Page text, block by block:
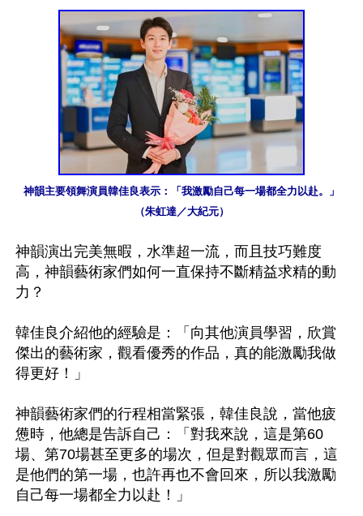
神韻主要領舞演員韓佳良表示：「我激勵自己每一場都全力以赴。」
（朱虹達／大紀元）
神韻演出完美無暇，水準超一流，而且技巧難度
高，神韻藝術家們如何一直保持不斷精益求精的動
力？
韓佳良介紹他的經驗是：「向其他演員學習，欣賞
傑出的藝術家，觀看優秀的作品，真的能激勵我做
得更好！」
神韻藝術家們的行程相當緊張，韓佳良說，當他疲
憊時，他總是告訴自己：「對我來說，這是第60
場、第70場甚至更多的場次，但是對觀眾而言，這
是他們的第一場，也許再也不會回來，所以我激勵
自己每一場都全力以赴！」